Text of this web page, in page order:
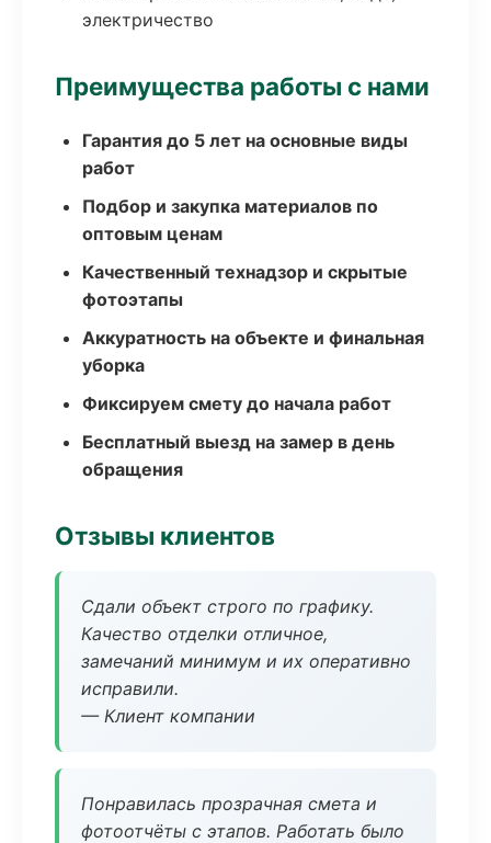
электричество
Преимущества работы с нами
Гарантия до 5 лет на основные виды
работ
Подбор и закупка материалов по
оптовым ценам
Качественный технадзор и скрытые
фотоэтапы
Аккуратность на объекте и финальная
уборка
Фиксируем смету до начала работ
Бесплатный выезд на замер в день
обращения
Отзывы клиентов
Сдали объект строго по графику.
Качество отделки отличное,
замечаний минимум и их оперативно
исправили.
— Клиент компании
Понравилась прозрачная смета и
фотоотчёты с этапов. Работать было